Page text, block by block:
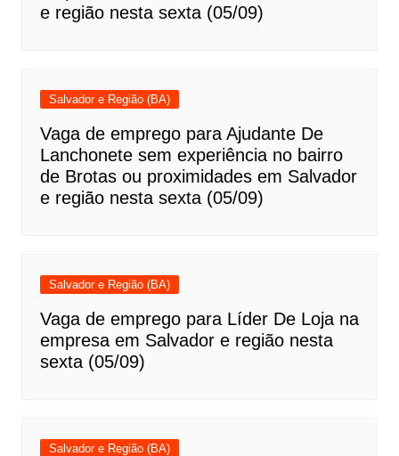
e região nesta sexta (05/09)
Salvador e Região (BA)
Vaga de emprego para Ajudante De
Lanchonete sem experiência no bairro
de Brotas ou proximidades em Salvador
e região nesta sexta (05/09)
Salvador e Região (BA)
Vaga de emprego para Líder De Loja na
empresa em Salvador e região nesta
sexta (05/09)
Salvador e Região (BA)